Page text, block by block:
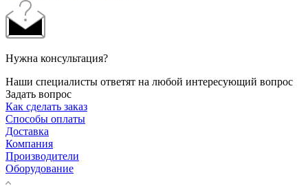
Нужна консультация?
Наши специалисты ответят на любой интересующий вопрос
Задать вопрос
Как сделать заказ
Способы оплаты
Доставка
Компания
Производители
Оборудование